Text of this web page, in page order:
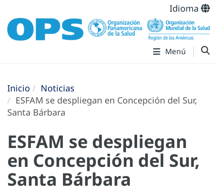
Idioma
Menú
Inicio
Noticias
ESFAM se despliegan en Concepción del Sur,
Santa Bárbara
ESFAM se despliegan
en Concepción del Sur,
Santa Bárbara